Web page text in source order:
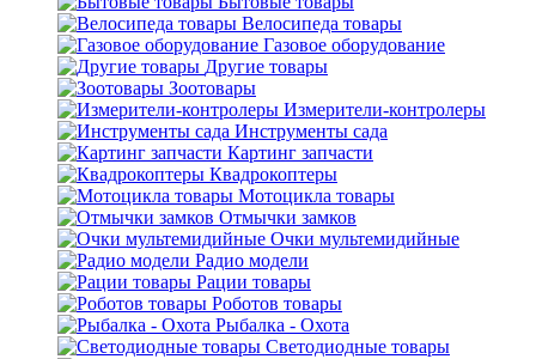
Велосипеда товары
Газовое оборудование
Другие товары
Зоотовары
Измерители-контролеры
Инструменты сада
Картинг запчасти
Квадрокоптеры
Мотоцикла товары
Отмычки замков
Очки мультемидийные
Радио модели
Рации товары
Роботов товары
Рыбалка - Охота
Светодиодные товары